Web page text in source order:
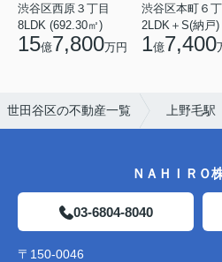
渋谷区西原３丁目
8LDK (692.30㎡)
15億7,800万円
渋谷区本町６
1億7,400
世田谷区の不動産一覧 上野毛駅
ＮＡＨＩＲＯ
03-6804-8040
〒150-0046